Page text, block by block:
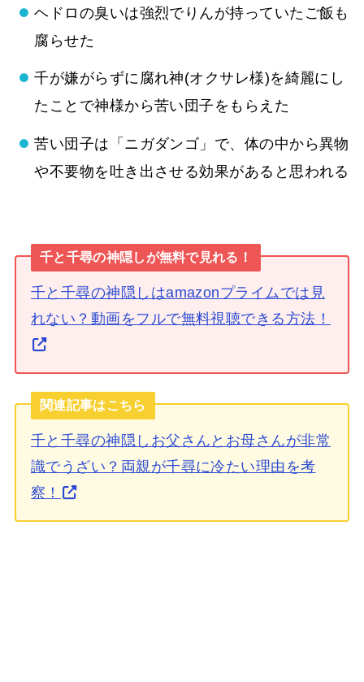
ヘドロの臭いは強烈でりんが持っていたご飯も
腐らせた
千が嫌がらずに腐れ神(オクサレ様)を綺麗にし
たことで神様から苦い団子をもらえた
苦い団子は「ニガダンゴ」で、体の中から異物
や不要物を吐き出させる効果があると思われる
千と千尋の神隠しが無料で見れる！
千と千尋の神隠しはamazonプライムでは見
れない？動画をフルで無料視聴できる方法！
関連記事はこちら
千と千尋の神隠しお父さんとお母さんが非常
識でうざい？両親が千尋に冷たい理由を考
察！